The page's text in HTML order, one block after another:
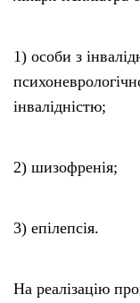
1) особи з
інвалідністю;
2) шизофренія;
3) епілепсія.
На реалізацію